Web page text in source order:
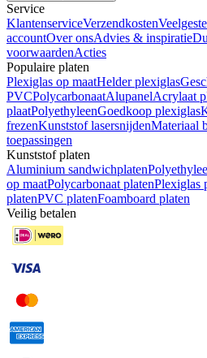
Service
KlantenserviceVerzendkosten
accountOver onsAdvies & inspiratie
voorwaardenActies
Populaire platen
Plexiglas op maatHelder plexiglas
PVCPolycarbonaatAlupanelAcrylaat
plaatPolyethyleenGoedkoop plexiglas
frezenKunststof lasersnijdenMateriaal
toepassingen
Kunststof platen
Aluminium sandwichplaten
op maatPolycarbonaat platenPlexiglas
platenPVC platenFoamboard platen
Veilig betalen